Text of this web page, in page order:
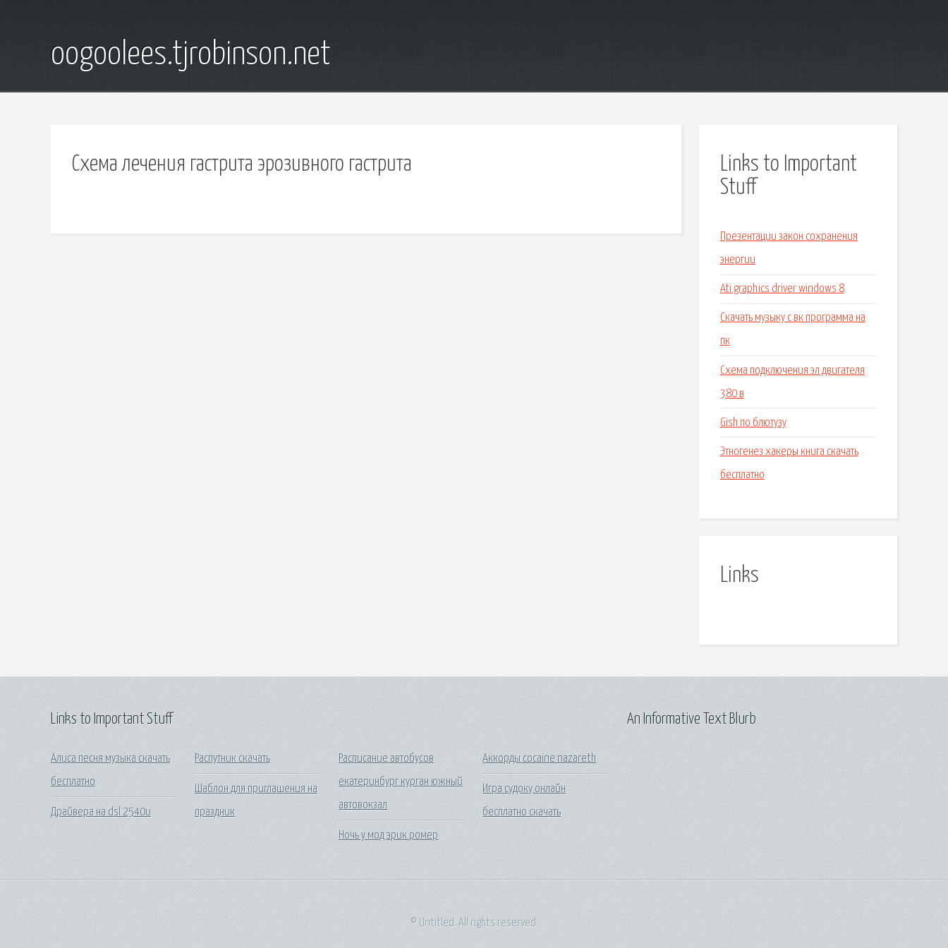
oogoolees.tjrobinson.net
Схема лечения гастрита эрозивного гастрита
Links to Important
Stuff
Презентации закон сохранения
энергии
Ati graphics driver windows 8
Скачать музыку с вк программа на
пк
Схема подключения эл двигателя
380 в
Gish по блютузу
Этногенез хакеры книга скачать
бесплатно
Links
Links to Important Stuff
Алиса песня музыка скачать
бесплатно
Драйвера на dsl 2540u
Распутник скачать
Шаблон для приглашения на
праздник
Расписание автобусов
екатеринбург курган южный
автовокзал
Ночь у мод эрик ромер
Аккорды cocaine nazareth
Игра судоку онлайн
бесплатно скачать
An Informative Text Blurb
© Untitled. All rights reserved.